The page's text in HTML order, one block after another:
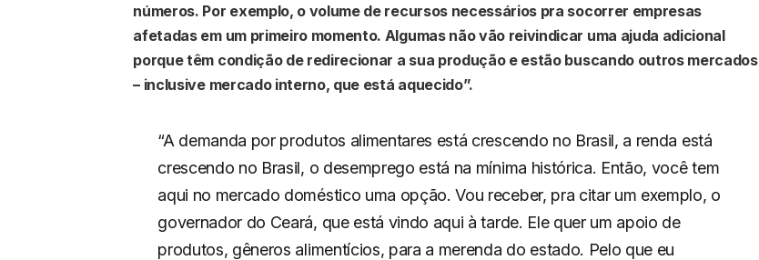
números. Por exemplo, o volume de recursos necessários pra socorrer empresas
afetadas em um primeiro momento. Algumas não vão reivindicar uma ajuda adicional
porque têm condição de redirecionar a sua produção e estão buscando outros mercados
– inclusive mercado interno, que está aquecido”.
“A demanda por produtos alimentares está crescendo no Brasil, a renda está
crescendo no Brasil, o desemprego está na mínima histórica. Então, você tem
aqui no mercado doméstico uma opção. Vou receber, pra citar um exemplo, o
governador do Ceará, que está vindo aqui à tarde. Ele quer um apoio de
produtos, gêneros alimentícios, para a merenda do estado. Pelo que eu